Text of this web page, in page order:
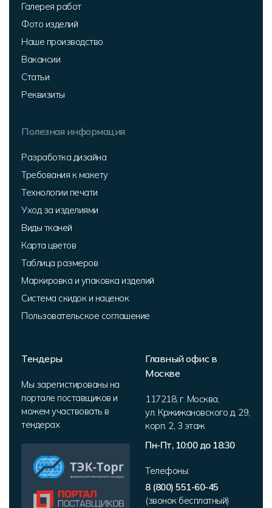
Галерея работ
Фото изделий
Наше производство
Вакансии
Статьи
Реквизиты
Полезная информация
Разработка дизайна
Требования к макету
Технологии печати
Уход за изделиями
Виды тканей
Карта цветов
Таблица размеров
Маркировка и упаковка изделий
Система скидок и наценок
Пользовательское соглашение
Тендеры
Мы зарегистированы на
портале поставщиков и
можем участвовать в
тендерах
Главный офис в
Москве
117218, г. Москва,
ул. Кржижановского д. 29,
корп. 2, 3 этаж
Пн-Пт, 10:00 до 18:30
Телефоны:
8 (800) 551-60-45
(звонок бесплатный)